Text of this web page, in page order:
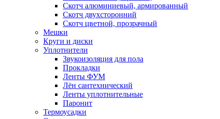
Скотч алюминиевый, армированный
Скотч двухсторонний
Скотч цветной, прозрачный
Мешки
Круги и диски
Уплотнители
Звукоизоляция для пола
Прокладки
Ленты ФУМ
Лён сантехнический
Ленты уплотнительные
Паронит
Термоусадки